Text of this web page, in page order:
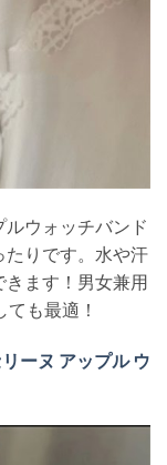
ウォッチバンド
たりです。水や汗
ます！男女兼用
も最適！
ーヌ アップル ウ